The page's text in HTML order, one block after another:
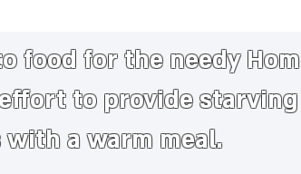
food for the needy​Hom
to provide starving
a warm meal.